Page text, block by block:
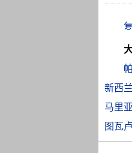
新西兰
马里
图瓦卢